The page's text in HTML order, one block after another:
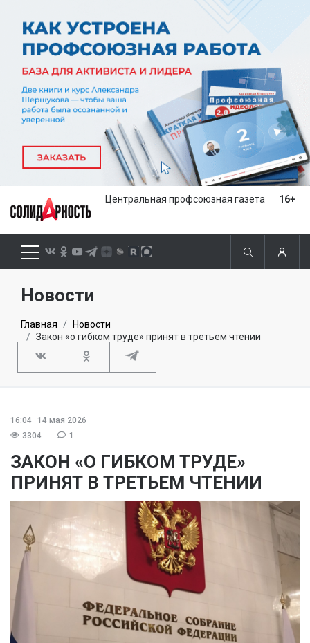
Центральная профсоюзная газета 16+
Новости
Главная
Новости
Закон «о гибком труде» принят в третьем чтении
16:04
14 мая 2026
3304
1
ЗАКОН «О ГИБКОМ ТРУДЕ»
ПРИНЯТ В ТРЕТЬЕМ ЧТЕНИИ